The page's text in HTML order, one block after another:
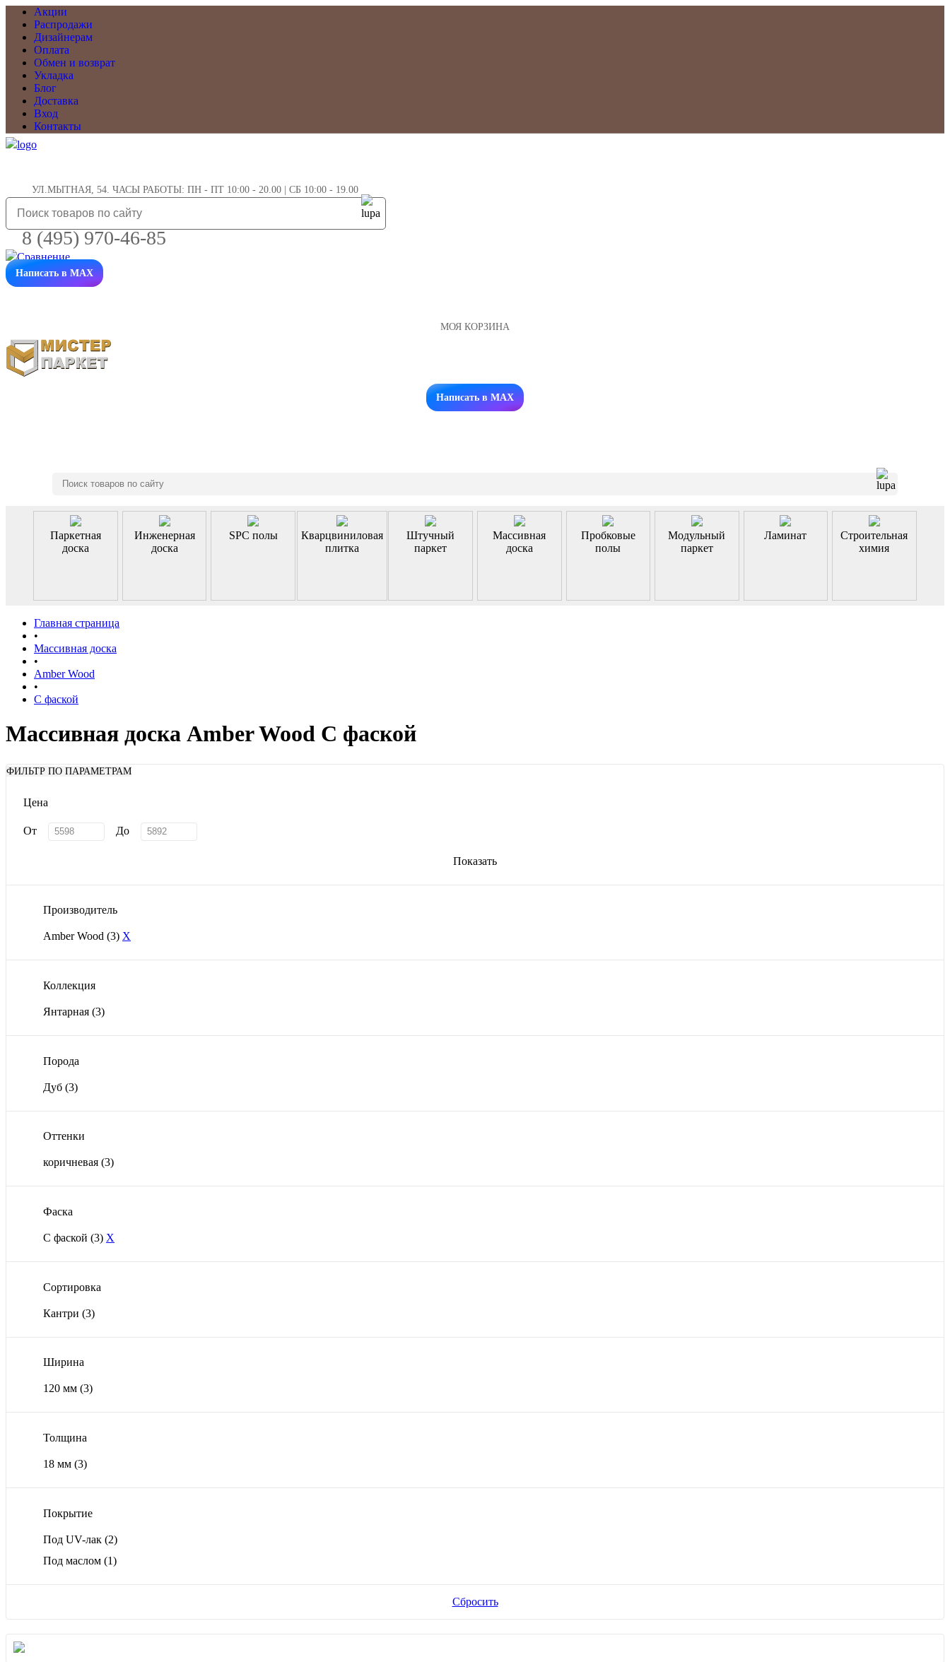
Акции
Распродажи
Дизайнерам
Оплата
Обмен и возврат
Укладка
Блог
Доставка
Вход
Контакты
УЛ.МЫТНАЯ, 54. ЧАСЫ РАБОТЫ: ПН - ПТ 10:00 - 20.00 | СБ 10:00 - 19.00
8 (495) 970-46-85
Написать в MAX
МОЯ КОРЗИНА
Заказать звонок
Написать в MAX
Паркетная
доска
Инженерная
доска
SPC полы
Кварцвиниловая
плитка
Штучный
паркет
Массивная
доска
Пробковые
полы
Модульный
паркет
Ламинат
Строительная
химия
Главная страница
•
Массивная доска
•
Amber Wood
•
С фаской
Массивная доска Amber Wood С фаской
ФИЛЬТР ПО ПАРАМЕТРАМ
Цена
От До
Показать
Производитель
Amber Wood (3) X
Коллекция
Янтарная (3)
Порода
Дуб (3)
Оттенки
коричневая (3)
Фаска
С фаской (3) X
Сортировка
Кантри (3)
Ширина
120 мм (3)
Толщина
18 мм (3)
Покрытие
Под UV-лак (2)
Под маслом (1)
Сбросить